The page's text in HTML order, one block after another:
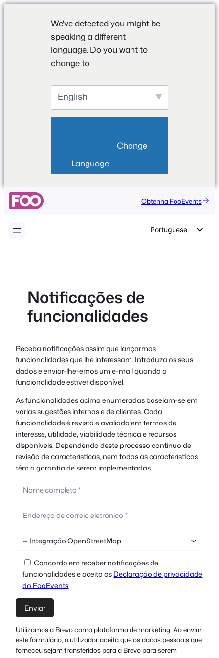
We've detected you might be
speaking a different
language. Do you want to
change to:
English
Language
Saltar
para
conteúdo
Obtenha FooEvents
Portuguese
Czech
Greek
Notificações de
funcionalidades
Receba notificações assim que lançarmos
funcionalidades que lhe interessam. Introduza os seus
dados e enviar-lhe-emos um e-mail quando a
funcionalidade estiver disponível.
As funcionalidades acima enumeradas baseiam-se em
várias sugestões internas e de clientes. Cada
funcionalidade é revista e avaliada em termos de
interesse, utilidade, viabilidade técnica e recursos
disponíveis. Dependendo deste processo contínuo de
revisão de características, nem todas as características
têm a garantia de serem implementadas.
Concordo em receber notificações de
funcionalidades e aceito osDeclaração de privacidade
do FooEvents.
Utilizamos a Brevo como plataforma de marketing. Ao enviar
este formulário, o utilizador aceita que os dados pessoais que
forneceu sejam transferidos para a Brevo para serem